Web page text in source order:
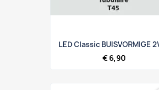
LED Classic BUISVORMIGE
€ 6,90